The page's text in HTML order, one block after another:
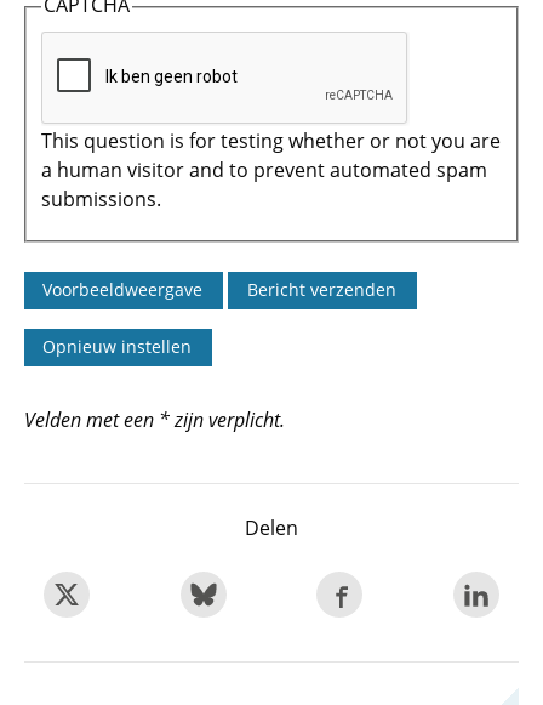
This question is for testing whether or not you are
a human visitor and to prevent automated spam
submissions.
Velden met een * zijn verplicht.
Delen